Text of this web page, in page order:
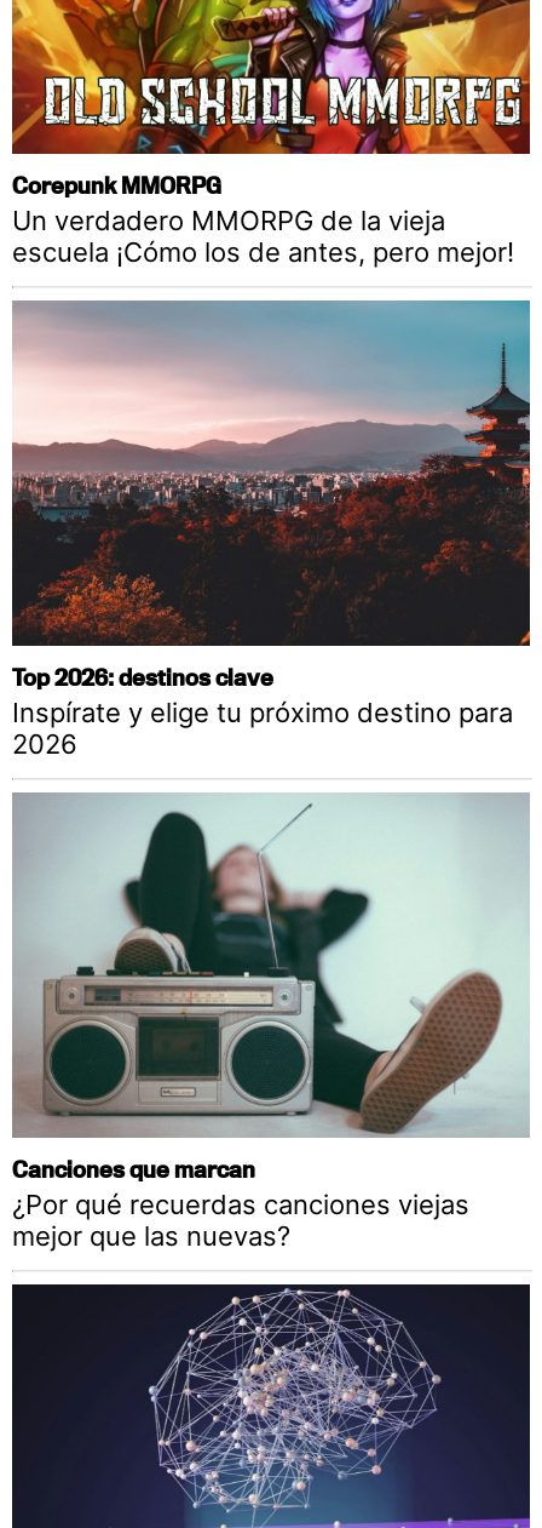
Corepunk MMORPG
Un verdadero MMORPG de la vieja
escuela ¡Cómo los de antes, pero mejor!
Top 2026: destinos clave
Inspírate y elige tu próximo destino para
2026
Canciones que marcan
¿Por qué recuerdas canciones viejas
mejor que las nuevas?